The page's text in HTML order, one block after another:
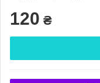
120 ₴